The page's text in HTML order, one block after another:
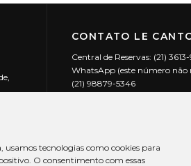
tecnologias como cookies para
O consentimento com essas
CONTATO LE
Central de Reservas: (21)
WhatsApp (este número não
(21) 98879-5346